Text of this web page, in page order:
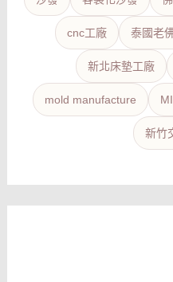
cnc工廠 泰國老
新北床墊工廠
mold manufacture
新竹